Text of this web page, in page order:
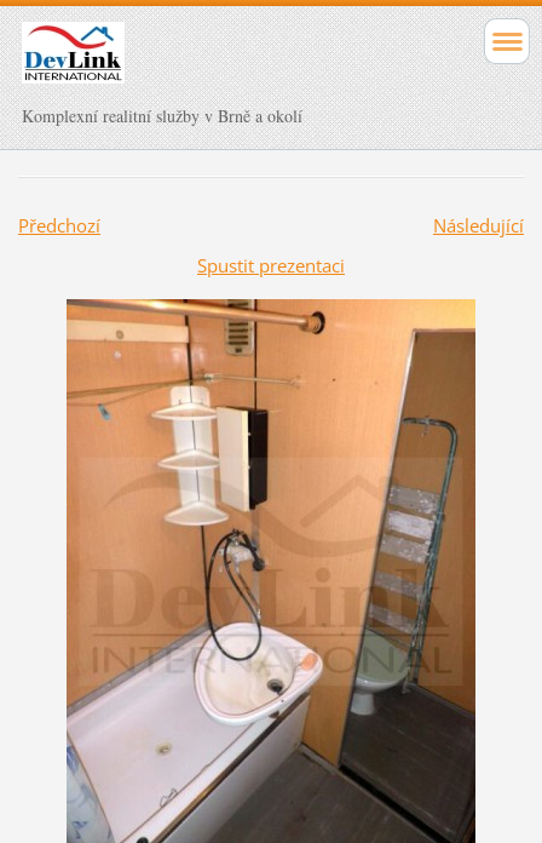
Komplexní realitní služby v Brně a okolí
Předchozí
Následující
Spustit prezentaci